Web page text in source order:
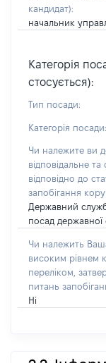
кандидат):
начальник
Категорія
стосується):
Тип посади:
Категорія посади:
Чи належите ви
відповідальне
відповідно до
запобігання
Державний
посад державної
Чи належить
високим рівнем
переліком,
питань
Ні